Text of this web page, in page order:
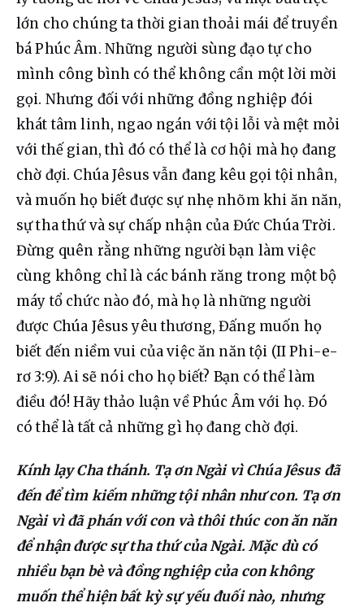
lớn cho chúng ta thời gian thoải mái để truyền
bá Phúc Âm. Những người sùng đạo tự cho
mình công bình có thể không cần một lời mời
gọi. Nhưng đối với những đồng nghiệp đói
khát tâm linh, ngao ngán với tội lỗi và mệt mỏi
với thế gian, thì đó có thể là cơ hội mà họ đang
chờ đợi. Chúa Jêsus vẫn đang kêu gọi tội nhân,
và muốn họ biết được sự nhẹ nhõm khi ăn năn,
sự tha thứ và sự chấp nhận của Đức Chúa Trời.
Đừng quên rằng những người bạn làm việc
cùng không chỉ là các bánh răng trong một bộ
máy tổ chức nào đó, mà họ là những người
được Chúa Jêsus yêu thương, Đấng muốn họ
biết đến niềm vui của việc ăn năn tội (II Phi-e-
rơ 3:9). Ai sẽ nói cho họ biết? Bạn có thể làm
điều đó! Hãy thảo luận về Phúc Âm với họ. Đó
có thể là tất cả những gì họ đang chờ đợi.
Kính lạy Cha thánh. Tạ ơn Ngài vì Chúa Jêsus đã
đến để tìm kiếm những tội nhân như con. Tạ ơn
Ngài vì đã phán với con và thôi thúc con ăn năn
để nhận được sự tha thứ của Ngài. Mặc dù có
nhiều bạn bè và đồng nghiệp của con không
muốn thể hiện bất kỳ sự yếu đuối nào, nhưng